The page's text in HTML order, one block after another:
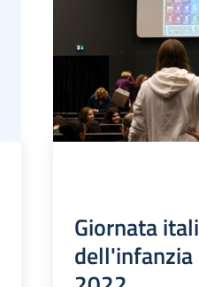
Giornata
dell'infanzia